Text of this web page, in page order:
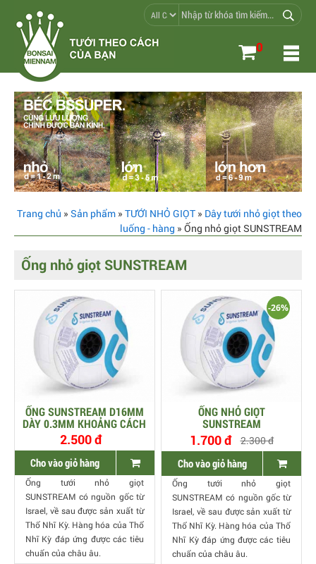
0
Trang chủ » Sản phẩm » TƯỚI NHỎ GIỌT » Dây tưới nhỏ giọt theo
luống - hàng » Ống nhỏ giọt SUNSTREAM
Ống nhỏ giọt SUNSTREAM
ỐNG SUNSTREAM D16MM
DÀY 0.3MM KHOẢNG CÁCH
20CM LƯU LƯỢNG 2.6
LÍT/H
2.500 đ
Cho vào giỏ hàng
Ống tưới nhỏ giọt
SUNSTREAM có nguồn gốc từ
Israel, về sau được sản xuất từ
Thổ Nhĩ Kỳ. Hàng hóa của Thổ
Nhĩ Kỳ đáp ứng được các tiêu
chuẩn của châu âu.
ỐNG NHỎ GIỌT
SUNSTREAM
1.700 đ
2.300 đ
-26%
Cho vào giỏ hàng
Ống tưới nhỏ giọt
SUNSTREAM có nguồn gốc từ
Israel, về sau được sản xuất từ
Thổ Nhĩ Kỳ. Hàng hóa của Thổ
Nhĩ Kỳ đáp ứng được các tiêu
chuẩn của châu âu.